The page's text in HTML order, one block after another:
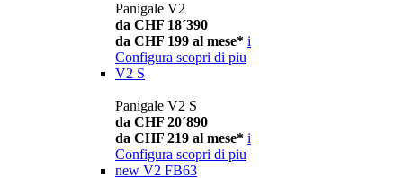
Panigale V2
da CHF 18´390
da CHF 199 al mese* i
Configura scopri di piu
V2 S
Panigale V2 S
da CHF 20´890
da CHF 219 al mese* i
Configura scopri di piu
new V2 FB63